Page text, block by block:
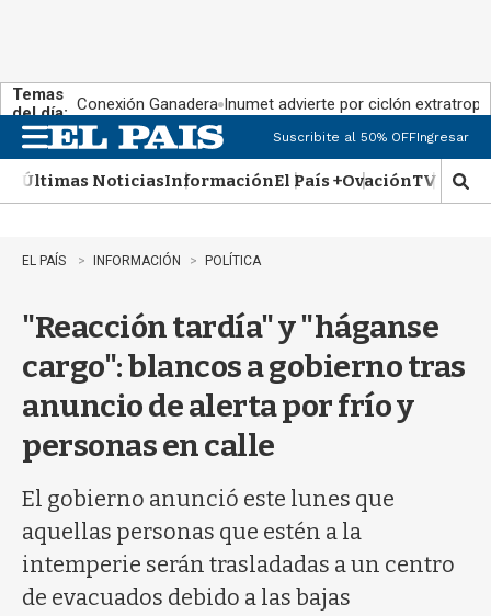
Temas
del día: Conexión Ganadera Inumet advierte por ciclón
n
u
Suscribite al 50% OFFIngresar
Últimas NoticiasInformaciónEl País +OvaciónTV Show
M
o
�
EL PAÍS INFORMACIÓN POLÍTICA
"Reacción tardía" y "háganse
cargo": blancos a gobierno tras
anuncio de alerta por frío y
personas en calle
El gobierno anunció este lunes que
aquellas personas que estén a la
intemperie serán trasladadas a un centro
de evacuados debido a las bajas